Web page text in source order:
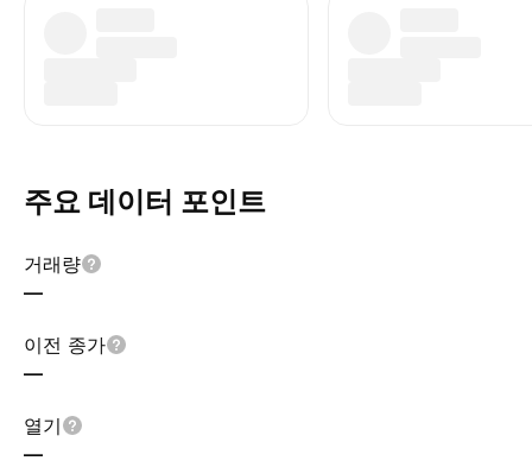
주요 데이터 포인트
거래량
—
이전 종가
—
열기
—